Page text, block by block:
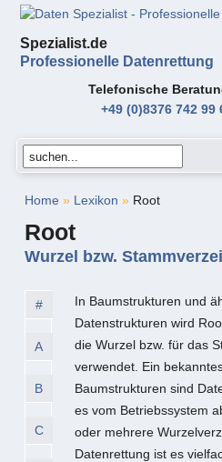
Spezialist.de
Professionelle Datenrettung
Telefonische
+49 (0)8376 742 99
Home » Lexikon »Root
Root
Wurzel bzw.
#
A
B
C
In Baumstrukturen und
Datenstrukturen wird
die Wurzel bzw. für das
verwendet. Ein
Baumstrukturen sind
es vom Betriebssystem
oder mehrere
Datenrettung ist es